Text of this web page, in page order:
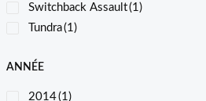
Switchback Assault(1)
Tundra(1)
ANNÉE
2014(1)